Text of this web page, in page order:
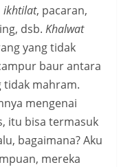
ikhtilat, pacaran,
dsb. Khalwat
yang tidak
baur antara
tidak mahram.
mengenai
itu bisa termasuk
bagaimana? Aku
mereka